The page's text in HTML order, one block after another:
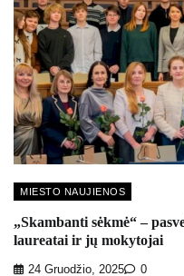
MIESTO NAUJIENOS
„Skambanti sėkmė“ –
laureatai ir jų mokytojai
24 Gruodžio, 2025 0